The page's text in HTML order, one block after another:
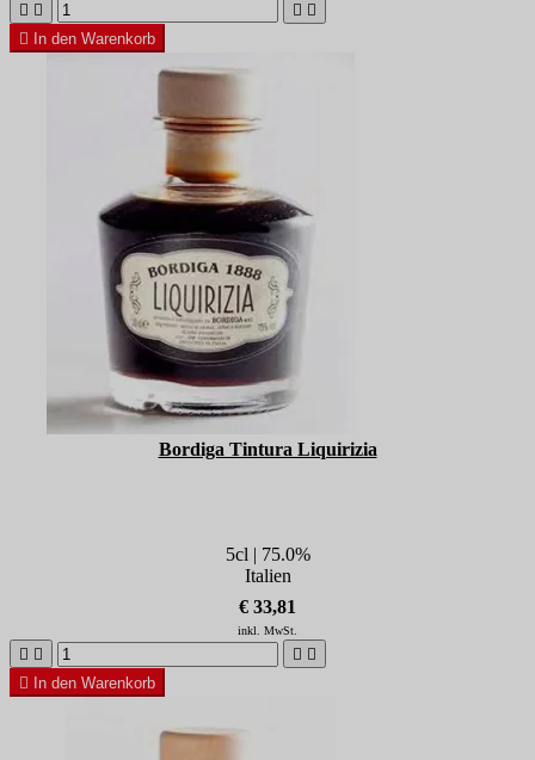
   

In den Warenkorb
Bordiga Tintura Liquirizia
5cl | 75.0%
Italien
€ 33,81
inkl. MwSt.
   

In den Warenkorb